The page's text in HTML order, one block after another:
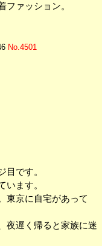
ファッション。
No.4501
目です。
います。
東京に自宅があって
夜遅く帰ると家族に迷